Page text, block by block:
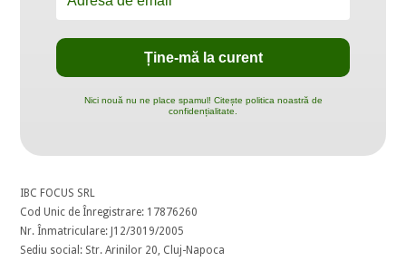
Nici nouă nu ne place spamul! Citește politica noastră de
confidențialitate.
IBC FOCUS SRL
Cod Unic de Înregistrare: 17876260
Nr. Înmatriculare: J12/3019/2005
Sediu social: Str. Arinilor 20, Cluj-Napoca